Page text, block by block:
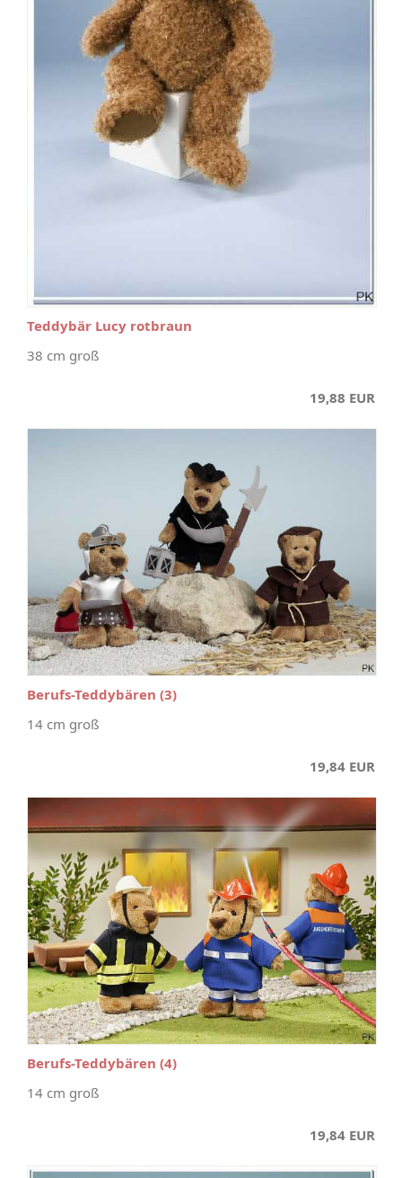
Teddybär Lucy rotbraun
38 cm groß
19,88 EUR
Berufs-Teddybären (3)
14 cm groß
19,84 EUR
Berufs-Teddybären (4)
14 cm groß
19,84 EUR